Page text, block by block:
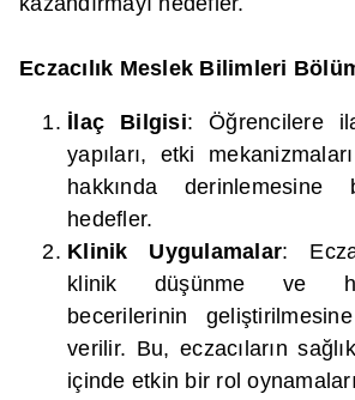
Eczacılık Meslek Bilimleri
İlaç Bilgisi: Öğrencilere
yapıları, etki
hakkında derinlemesine
hedefler.
Klinik Uygulamalar:
klinik düşünme ve
becerilerinin
verilir. Bu, eczacıların
içinde etkin bir rol